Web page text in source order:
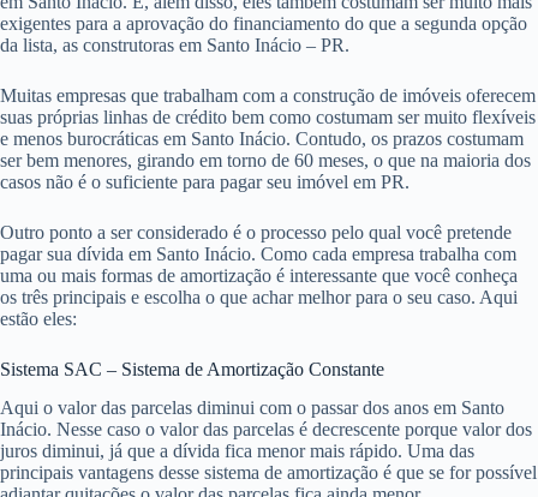
exigentes para a aprovação do financiamento do que a segunda opção
da lista, as construtoras em Santo Inácio – PR.
Muitas empresas que trabalham com a construção de imóveis oferecem
suas próprias linhas de crédito bem como costumam ser muito flexíveis
e menos burocráticas em Santo Inácio. Contudo, os prazos costumam
ser bem menores, girando em torno de 60 meses, o que na maioria dos
casos não é o suficiente para pagar seu imóvel em PR.
Outro ponto a ser considerado é o processo pelo qual você pretende
pagar sua dívida em Santo Inácio. Como cada empresa trabalha com
uma ou mais formas de amortização é interessante que você conheça
os três principais e escolha o que achar melhor para o seu caso. Aqui
estão eles:
Sistema SAC – Sistema de Amortização Constante
Aqui o valor das parcelas diminui com o passar dos anos em Santo
Inácio. Nesse caso o valor das parcelas é decrescente porque valor dos
juros diminui, já que a dívida fica menor mais rápido. Uma das
principais vantagens desse sistema de amortização é que se for possível